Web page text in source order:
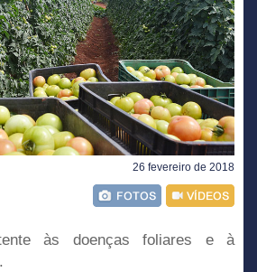
26 fevereiro de 2018
às doenças foliares e à